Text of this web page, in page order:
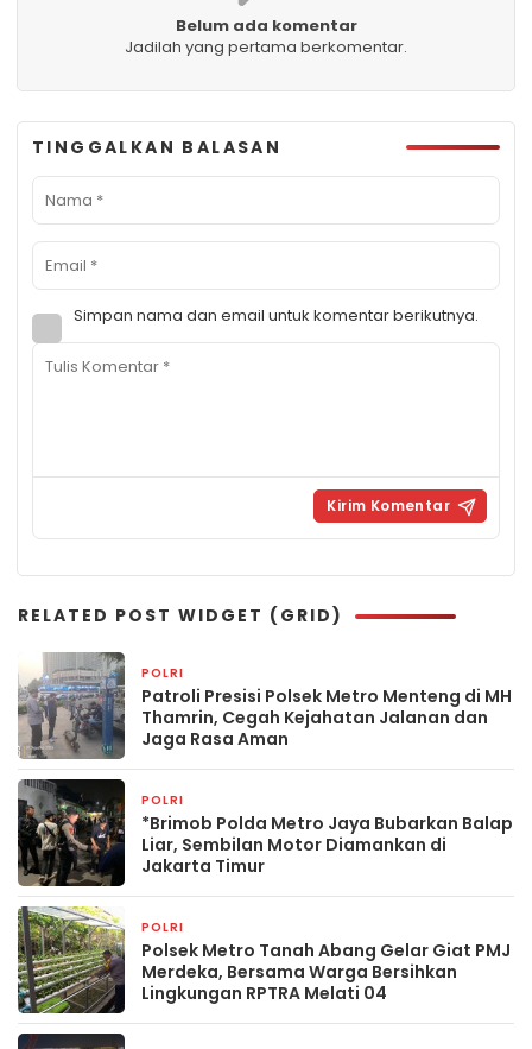
Belum ada komentar
Jadilah yang pertama berkomentar.
TINGGALKAN BALASAN
Simpan nama dan email untuk komentar berikutnya.
RELATED POST WIDGET (GRID)
POLRI
Patroli Presisi Polsek Metro Menteng di MH
Thamrin, Cegah Kejahatan Jalanan dan
Jaga Rasa Aman
POLRI
*Brimob Polda Metro Jaya Bubarkan Balap
Liar, Sembilan Motor Diamankan di
Jakarta Timur
POLRI
Polsek Metro Tanah Abang Gelar Giat PMJ
Merdeka, Bersama Warga Bersihkan
Lingkungan RPTRA Melati 04